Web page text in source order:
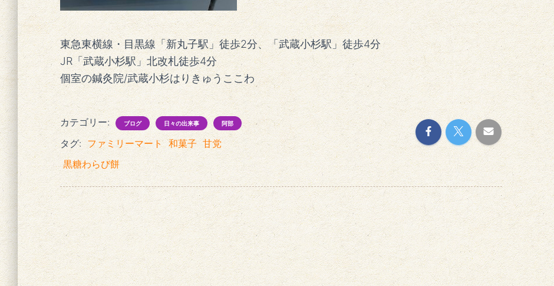
東急東横線・目黒線「新丸子駅」徒歩2分、「武蔵小杉駅」徒歩4分
JR「武蔵小杉駅」北改札徒歩4分
個室の鍼灸院/武蔵小杉はりきゅうここわ
カテゴリー: ブログ 日々の出来事 阿部
タグ: ファミリーマート 和菓子 甘党
黒糖わらび餅